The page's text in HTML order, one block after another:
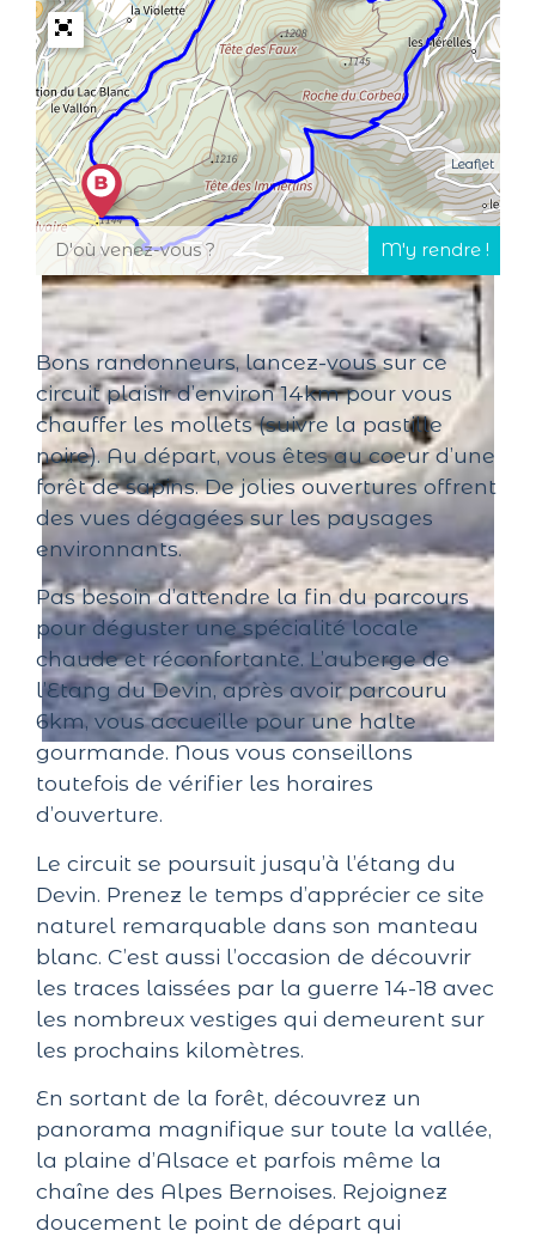
Leaflet
Bons randonneurs, lancez-vous sur ce
circuit plaisir d’environ 14km pour vous
chauffer les mollets (suivre la pastille
noire). Au départ, vous êtes au coeur d’une
forêt de sapins. De jolies ouvertures offrent
des vues dégagées sur les paysages
environnants.
Pas besoin d’attendre la fin du parcours
pour déguster une spécialité locale
chaude et réconfortante. L’auberge de
l’Etang du Devin, après avoir parcouru
6km, vous accueille pour une halte
gourmande. Nous vous conseillons
toutefois de vérifier les horaires
d’ouverture.
Le circuit se poursuit jusqu’à l’étang du
Devin. Prenez le temps d’apprécier ce site
naturel remarquable dans son manteau
blanc. C’est aussi l’occasion de découvrir
les traces laissées par la guerre 14-18 avec
les nombreux vestiges qui demeurent sur
les prochains kilomètres.
En sortant de la forêt, découvrez un
panorama magnifique sur toute la vallée,
la plaine d’Alsace et parfois même la
chaîne des Alpes Bernoises. Rejoignez
doucement le point de départ qui